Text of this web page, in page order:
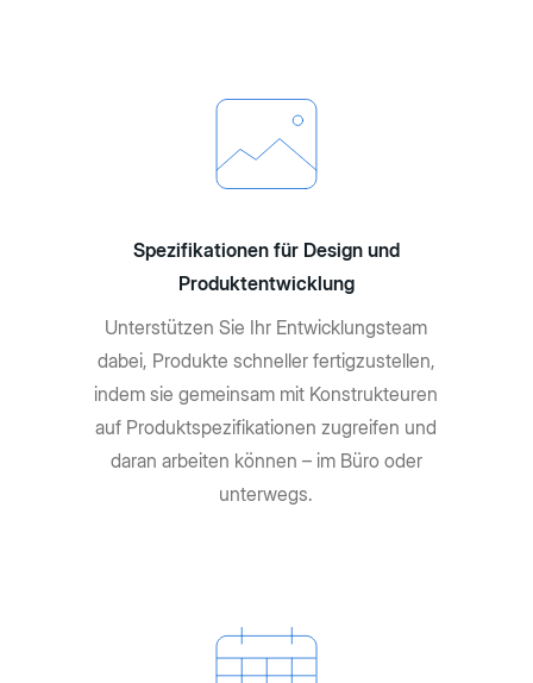
Spezifikationen für Design und
Produktentwicklung
Unterstützen Sie Ihr Entwicklungsteam
dabei, Produkte schneller fertigzustellen,
indem sie gemeinsam mit Konstrukteuren
auf Produktspezifikationen zugreifen und
daran arbeiten können – im Büro oder
unterwegs.